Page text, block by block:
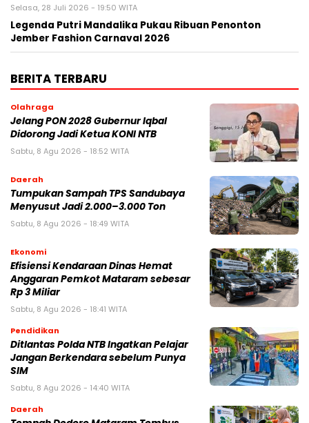
Selasa, 28 Juli 2026 - 19:50 WITA
Legenda Putri Mandalika Pukau Ribuan Penonton
Jember Fashion Carnaval 2026
BERITA TERBARU
Olahraga
Jelang PON 2028 Gubernur Iqbal
Didorong Jadi Ketua KONI NTB
Sabtu, 8 Agu 2026 - 18:52 WITA
Daerah
Tumpukan Sampah TPS Sandubaya
Menyusut Jadi 2.000–3.000 Ton
Sabtu, 8 Agu 2026 - 18:49 WITA
Ekonomi
Efisiensi Kendaraan Dinas Hemat
Anggaran Pemkot Mataram sebesar
Rp 3 Miliar
Sabtu, 8 Agu 2026 - 18:41 WITA
Pendidikan
Ditlantas Polda NTB Ingatkan Pelajar
Jangan Berkendara sebelum Punya
SIM
Sabtu, 8 Agu 2026 - 14:40 WITA
Daerah